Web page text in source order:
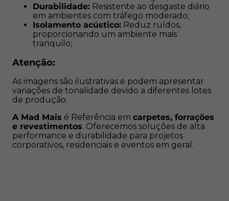
Durabilidade: Resistente ao desgaste diário
em ambientes com tráfego moderado;
Isolamento acústico: Reduz ruídos,
proporcionando um ambiente mais
tranquilo;
Atenção:
As imagens são ilustrativas e podem apresentar
variações de tonalidade devido a diferentes lotes
de produção.
A Mad Mais é Referência em carpetes, forrações
e revestimentos. Oferecemos soluções de alta
performance e durabilidade para projetos
corporativos, residenciais e eventos em geral.